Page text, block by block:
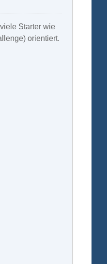
Starter wie
orientiert.